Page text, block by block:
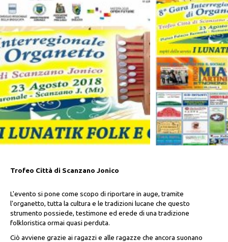
Trofeo Città di Scanzano Jonico
L'evento si pone come scopo di riportare in auge, tramite
l'organetto, tutta la cultura e le tradizioni lucane che questo
strumento possiede, testimone ed erede di una tradizione
folkloristica ormai quasi perduta.
Ciò avviene grazie ai ragazzi e alle ragazze che ancora suonano